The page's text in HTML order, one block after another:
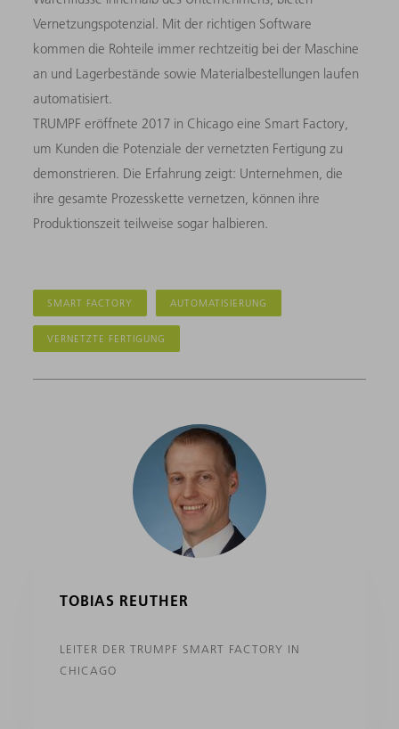
Vernetzungspotenzial. Mit der richtigen Software
kommen die Rohteile immer rechtzeitig bei der Maschine
an und Lagerbestände sowie Materialbestellungen laufen
automatisiert.
TRUMPF eröffnete 2017 in Chicago eine Smart Factory,
um Kunden die Potenziale der vernetzten Fertigung zu
demonstrieren. Die Erfahrung zeigt: Unternehmen, die
ihre gesamte Prozesskette vernetzen, können ihre
Produktionszeit teilweise sogar halbieren.
SMART FACTORY AUTOMATISIERUNG
VERNETZTE FERTIGUNG
TOBIAS REUTHER
LEITER DER TRUMPF SMART FACTORY IN
CHICAGO